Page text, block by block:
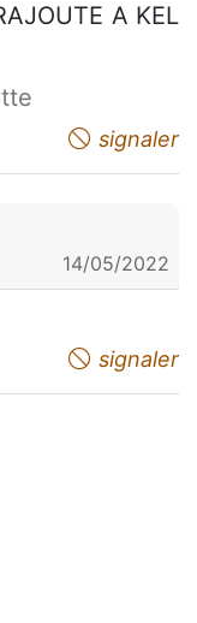
A KEL
signaler
14/05/2022
signaler